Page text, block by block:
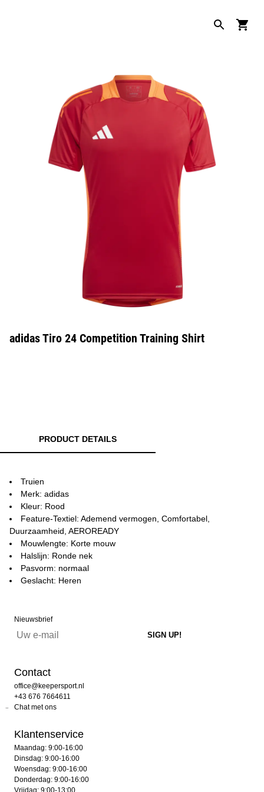
adidas Tiro 24 Competition Training Shirt
PRODUCT DETAILS
Truien
Merk: adidas
Kleur: Rood
Feature-Textiel: Ademend vermogen, Comfortabel,
Duurzaamheid, AEROREADY
Mouwlengte: Korte mouw
Halslijn: Ronde nek
Pasvorm: normaal
Geslacht: Heren
Nieuwsbrief
Contact
office@keepersport.nl
+43 676 7664611
Chat met ons
Klantenservice
Maandag: 9:00-16:00
Dinsdag: 9:00-16:00
Woensdag: 9:00-16:00
Donderdag: 9:00-16:00
Vrijdag: 9:00-13:00